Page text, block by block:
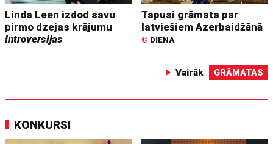
Linda Leen izdod savu
pirmo dzejas krājumu
Introversijas
Tapusi grāmata par
latviešiem Azerbaidžānā
© DIENA
Vairāk GRĀMATAS
KONKURSI